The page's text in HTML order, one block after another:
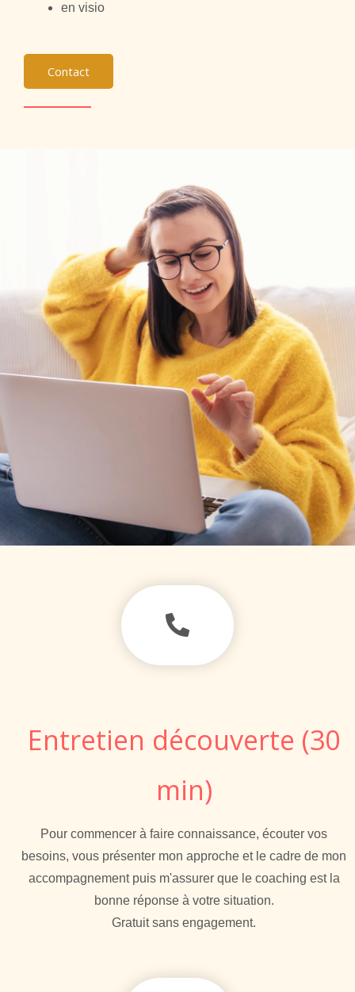
en visio
Contact
Entretien découverte (30
min)
Pour commencer à faire connaissance, écouter vos
besoins, vous présenter mon approche et le cadre de mon
accompagnement puis m'assurer que le coaching est la
bonne réponse à votre situation.
Gratuit sans engagement.